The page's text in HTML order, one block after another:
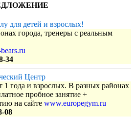
для детей и взрослых!
города, тренеры с реальным
34
Центр
1 года и взрослых. В разных районах
пробное занятие +
на сайте www.europegym.ru
08